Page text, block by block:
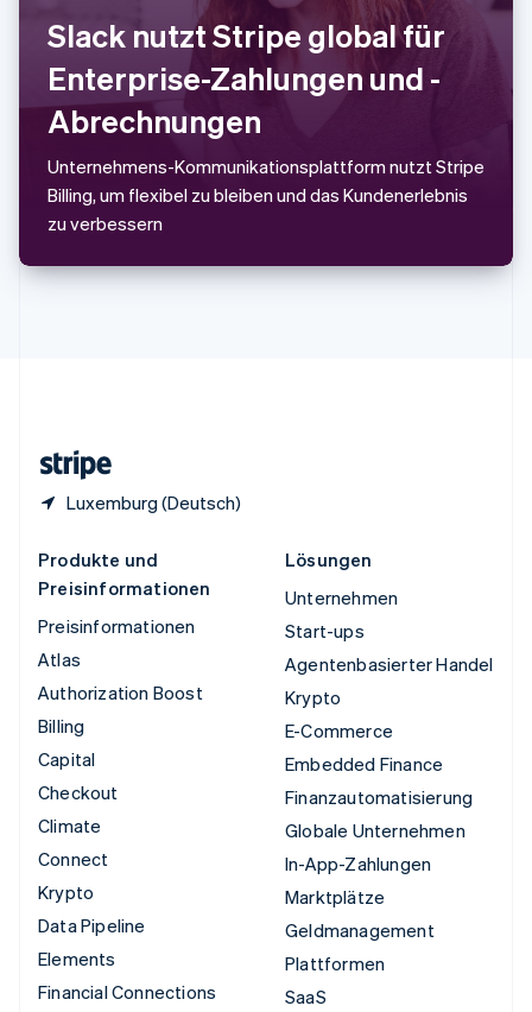
Slack nutzt Stripe global für
Enterprise-Zahlungen und -
Abrechnungen
Unternehmens-Kommunikationsplattform nutzt Stripe
Billing, um flexibel zu bleiben und das Kundenerlebnis
zu verbessern
Luxemburg (Deutsch)
Sonderverwaltungsregion Hongkong,
China
English 简体中文
Spanien
EspañolEnglish
Thailand
ไทยEnglish
Tschechische Republik
English
Ungarn
Vereinigte Arabische Emirate
Produkte und
Preisinformationen
Preisinformationen
Atlas
Authorization Boost
Billing
Capital
Checkout
Climate
Connect
Krypto
Data Pipeline
Elements
Financial Connections
Lösungen
Unternehmen
Start-ups
Agentenbasierter Handel
Krypto
E-Commerce
Embedded Finance
Finanzautomatisierung
Globale Unternehmen
In-App-Zahlungen
Marktplätze
Geldmanagement
Plattformen
SaaS